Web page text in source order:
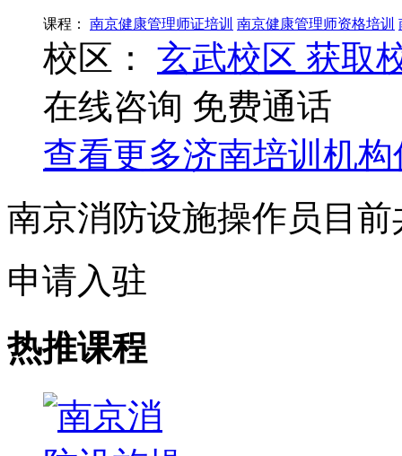
课程： 南京健康管理师证培训 南京健康管理师资格培训
校区： 玄武校区 获取
在线咨询 免费通话
查看更多济南培训机构
南京消防设施操作员目
申请入驻
热推课程